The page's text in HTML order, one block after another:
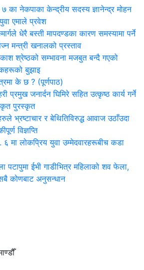
७ का नेकपाका केन्द्रीय सदस्य ज्ञानेन्द्र मोहन
एमाले प्रवेश
धेरै बस्ती मापदण्डका कारण समस्यामा पर्ने
मन्त्री खनालको प्रस्ताव
श्रेष्ठको सम्भावना मजबुत बन्दै गएको
बुझाइ
के छ ? (पूर्णपाठ)
प्रमुख जनार्दन घिमिरे सहित उत्कृष्ठ कार्य गर्ने
पुरस्कृत
भ्रष्टाचार र बेथितिविरुद्ध आवाज उठाँउदा
विज्ञप्ति
६ मा लोकप्रिय युवा उम्मेदवारहरूबीच कडा
पटापुमा ईभी गाडीभित्र महिलाको शव फेला,
कोणबाट अनुसन्धान